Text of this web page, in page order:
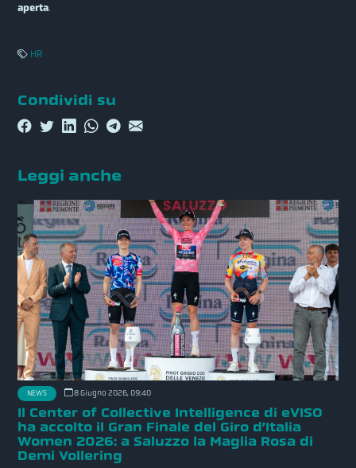
aperta.
HR
Condividi su
Leggi anche
NEWS 8 Giugno 2026, 09:40
Il Center of Collective Intelligence di eVISO
ha accolto il Gran Finale del Giro d’Italia
Women 2026: a Saluzzo la Maglia Rosa di
Demi Vollering